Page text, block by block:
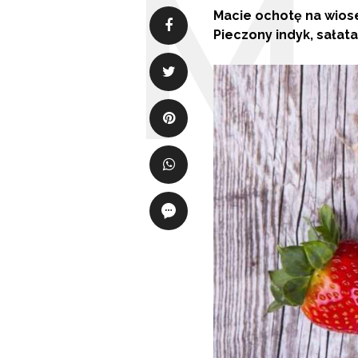
Macie ochotę na
Pieczony indyk,